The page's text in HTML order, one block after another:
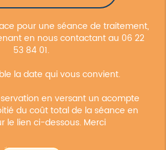
pour une séance de traitement,
en nous contactant au 06 22
53 84 01.
la date qui vous convient.
en versant un acompte
du coût total de la séance en
le lien ci-dessous. Merci